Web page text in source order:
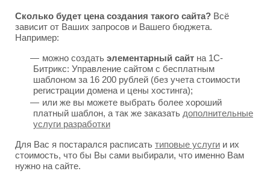
Сколько будет цена создания такого сайта? Всё
зависит от Ваших запросов и Вашего бюджета.
Например:
можно создать элементарный сайт на 1С-
Битрикс: Управление сайтом с бесплатным
шаблоном за 16 200 рублей (без учета стоимости
регистрации домена и цены хостинга);
или же вы можете выбрать более хороший
платный шаблон, а так же заказать дополнительные
услуги разработки
Для Вас я постарался расписать типовые услуги и их
стоимость, что бы Вы сами выбирали, что именно Вам
нужно на сайте.